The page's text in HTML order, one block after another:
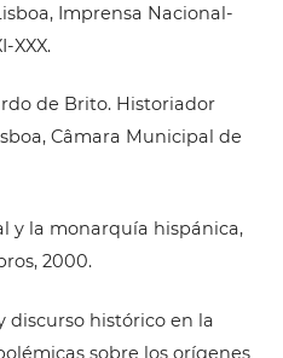
Imprensa Nacional-
XXX.
de Brito. Historiador
Câmara Municipal de
y la monarquía hispánica,
2000.
discurso histórico en la
sobre los orígenes